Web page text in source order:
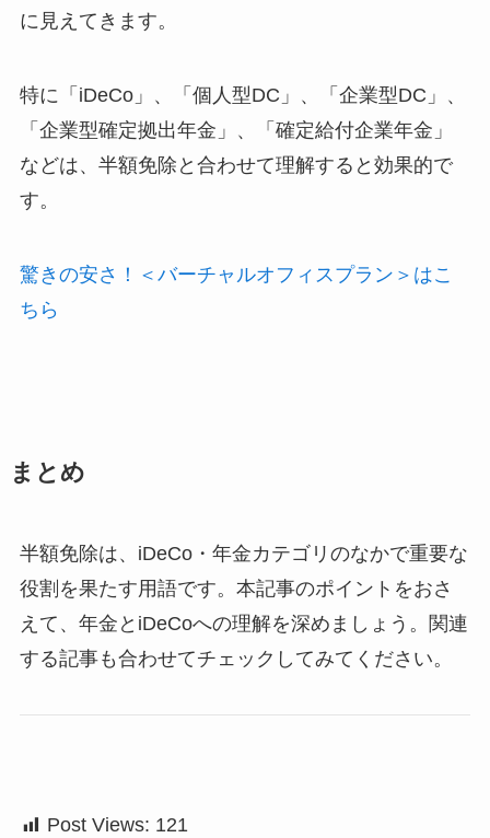
に見えてきます。
特に「iDeCo」、「個人型DC」、「企業型DC」、
「企業型確定拠出年金」、「確定給付企業年金」
などは、半額免除と合わせて理解すると効果的で
す。
驚きの安さ！＜バーチャルオフィスプラン＞はこ
ちら
まとめ
半額免除は、iDeCo・年金カテゴリのなかで重要な
役割を果たす用語です。本記事のポイントをおさ
えて、年金とiDeCoへの理解を深めましょう。関連
する記事も合わせてチェックしてみてください。
Post Views: 121